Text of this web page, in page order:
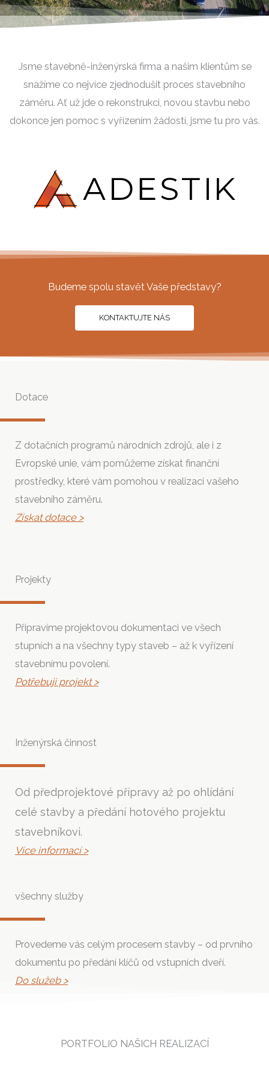
Jsme stavebně-inženýrská firma a našim klientům se
snažíme co nejvíce zjednodušit proces stavebního
záměru. Ať už jde o rekonstrukci, novou stavbu nebo
dokonce jen pomoc s vyřízením žádostí, jsme tu pro vás.
Budeme spolu stavět Vaše představy?
KONTAKTUJTE NÁS
Dotace
Z dotačních programů národních zdrojů, ale i z
Evropské unie, vám pomůžeme získat finanční
prostředky, které vám pomohou v realizaci vašeho
stavebního záměru.
Získat dotace >
Projekty
Připravíme projektovou dokumentaci ve všech
stupních a na všechny typy staveb – až k vyřízení
stavebnímu povolení.
Potřebuji projekt >
Inženýrská činnost
Od předprojektové přípravy až po ohlídání
celé stavby a předání hotového projektu
stavebníkovi.
Více informací >
všechny služby
Provedeme vás celým procesem stavby – od prvního
dokumentu po předání klíčů od vstupních dveří.
Do služeb >
PORTFOLIO NAŠICH REALIZACÍ